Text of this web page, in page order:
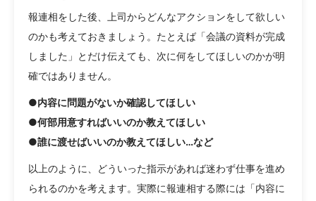
報連相をした後、上司からどんなアクションをして欲しい
のかも考えておきましょう。たとえば「会議の資料が完成
しました」とだけ伝えても、次に何をしてほしいのかが明
確ではありません。
●内容に問題がないか確認してほしい
●何部用意すればいいのか教えてほしい
●誰に渡せばいいのか教えてほしい…など
以上のように、どういった指示があれば迷わず仕事を進め
られるのかを考えます。実際に報連相する際には「内容に